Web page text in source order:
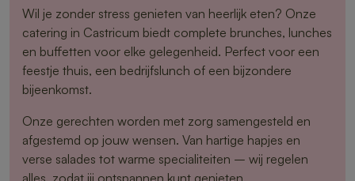
Wil je zonder stress genieten van heerlijk eten? Onze
catering in Castricum biedt complete brunches, lunches
en buffetten voor elke gelegenheid. Perfect voor een
feestje thuis, een bedrijfslunch of een bijzondere
bijeenkomst.
Onze gerechten worden met zorg samengesteld en
afgestemd op jouw wensen. Van hartige hapjes en
verse salades tot warme specialiteiten – wij regelen